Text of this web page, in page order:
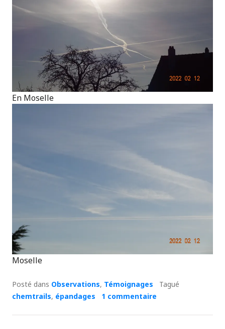
En Moselle
Moselle
Posté dans Observations, Témoignages
Tagué
chemtrails, épandages 1 commentaire